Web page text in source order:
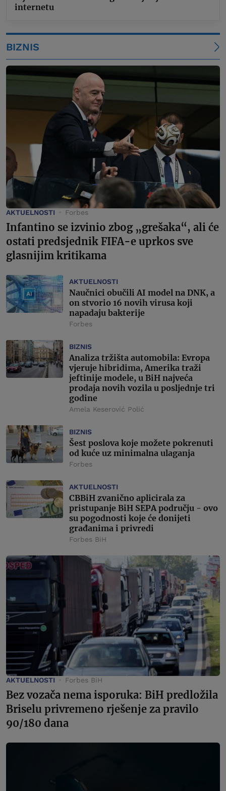
internetu
BIZNIS
AKTUELNOSTI Forbes
Infantino se izvinio zbog „grešaka“, ali će
ostati predsjednik FIFA-e uprkos sve
glasnijim kritikama
AKTUELNOSTI
Naučnici obučili AI model na DNK, a
on stvorio 16 novih virusa koji
napadaju bakterije
Forbes
BIZNIS
Analiza tržišta automobila: Evropa
vjeruje hibridima, Amerika traži
jeftinije modele, u BiH najveća
prodaja novih vozila u posljednje tri
godine
Amela Keserović Polić
BIZNIS
Šest poslova koje možete pokrenuti
od kuće uz minimalna ulaganja
Forbes
AKTUELNOSTI
CBBiH zvanično aplicirala za
pristupanje BiH SEPA području - ovo
su pogodnosti koje će donijeti
građanima i privredi
Forbes BiH
AKTUELNOSTI Forbes BiH
Bez vozača nema isporuka: BiH predložila
Briselu privremeno rješenje za pravilo
90/180 dana